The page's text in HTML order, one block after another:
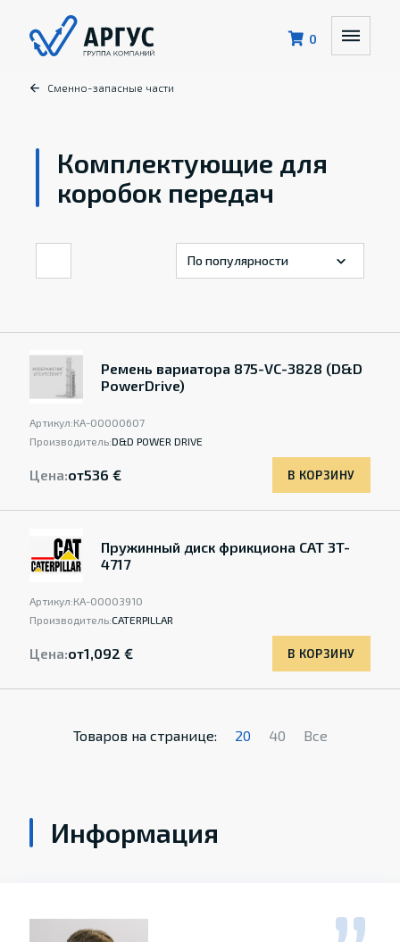
0
Сменно-запасные части
Комплектующие для
коробок передач
Ремень вариатора 875-VC-3828 (D&D
PowerDrive)
Артикул:КА-00000607
Производитель:D&D POWER DRIVE
Цена:от536 € В КОРЗИНУ
Пружинный диск фрикциона CAT 3T-
4717
Артикул:КА-00003910
Производитель:CATERPILLAR
Цена:от1,092 € В КОРЗИНУ
Товаров на странице: 20 40 Все
Информация